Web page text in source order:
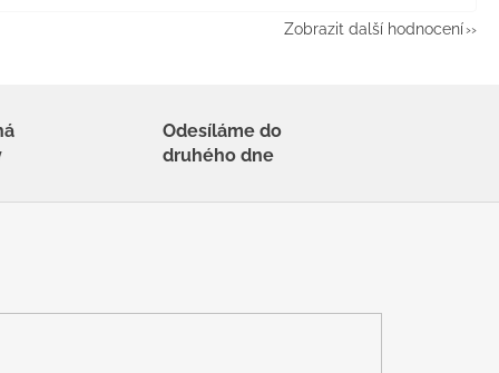
Zobrazit další hodnocení
Odesíláme do
druhého dne